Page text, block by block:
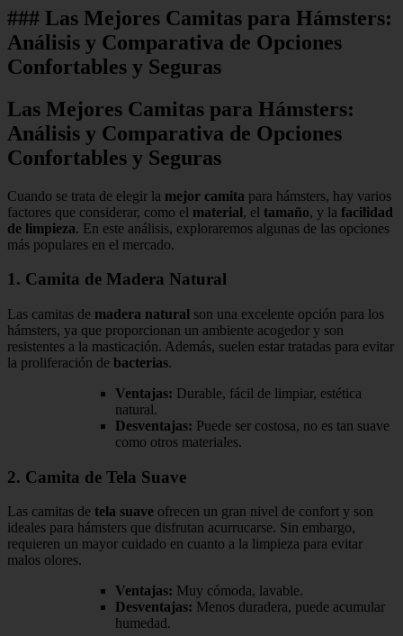
### Las Mejores Camitas para Hámsters:
Análisis y Comparativa de Opciones
Confortables y Seguras
Las Mejores Camitas para Hámsters:
Análisis y Comparativa de Opciones
Confortables y Seguras
Cuando se trata de elegir la mejor camita para hámsters, hay varios
factores que considerar, como el material, el tamaño, y la facilidad
de limpieza. En este análisis, exploraremos algunas de las opciones
más populares en el mercado.
1. Camita de Madera Natural
Las camitas de madera natural son una excelente opción para los
hámsters, ya que proporcionan un ambiente acogedor y son
resistentes a la masticación. Además, suelen estar tratadas para evitar
la proliferación de bacterias.
Ventajas: Durable, fácil de limpiar, estética
natural.
Desventajas: Puede ser costosa, no es tan suave
como otros materiales.
2. Camita de Tela Suave
Las camitas de tela suave ofrecen un gran nivel de confort y son
ideales para hámsters que disfrutan acurrucarse. Sin embargo,
requieren un mayor cuidado en cuanto a la limpieza para evitar
malos olores.
Ventajas: Muy cómoda, lavable.
Desventajas: Menos duradera, puede acumular
humedad.